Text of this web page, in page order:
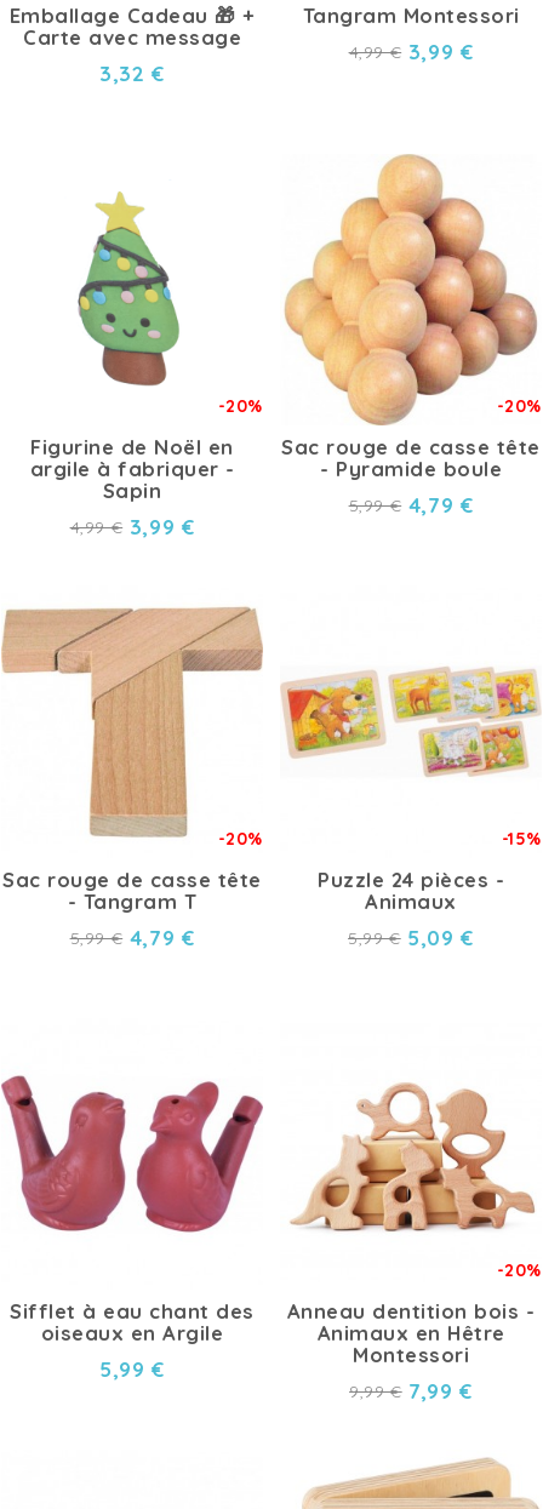
Emballage Cadeau 🎁 +
Carte avec message
3,32 €
Tangram Montessori
4,99 € 3,99 €
Figurine de Noël en
argile à fabriquer -
Sapin
4,99 €
-20%
3,99 €
Sac rouge de casse tête
- Pyramide boule
5,99 €
-20%
4,79 €
Sac rouge de casse tête
- Tangram T
5,99 €
-20%
4,79 €
Puzzle 24 pièces -
Animaux
5,99 €
-15%
5,09 €
Sifflet à eau chant des
oiseaux en Argile
5,99 €
Anneau dentition bois -
Animaux en Hêtre
Montessori
9,99 €
-20%
7,99 €